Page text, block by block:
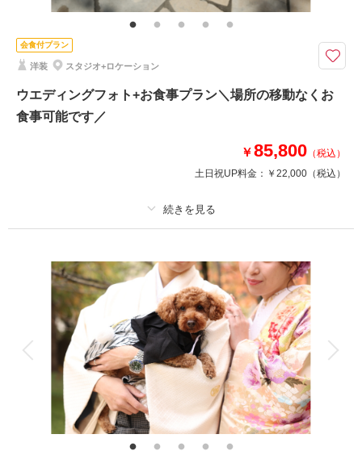
（要別途料金）
ウェディングドレスを着たいあなたへ
敷地内にガーデンのあるフォトスタジオだからできる、スタジオ撮影＋ガー
専属バイヤーがそろえた、幅広いテイストのドレス。
あなただけの運命の1着をご提案いたします。
来店・オンライン を確認する
会食付プラン
洋装 スタジオ+ロケーション
ウエディングフォト+お食事プラン＼場所の移動なくお
食事可能です／
￥85,800 （税込）
土日祝UP料金： ￥22,000 （税込）
撮影料 新婦衣装1着 新郎衣装1着
着付け ヘアメイク 小物一式
アルバム 1 P データ 1 カット 台紙付写真
衣装追加 挙式
家族と撮影 家族用衣装レンタル ペットと撮影
その他含むもの
家族写真・出張撮影、チャペル撮影も承っております。ご相談ください。
（要別途料金）